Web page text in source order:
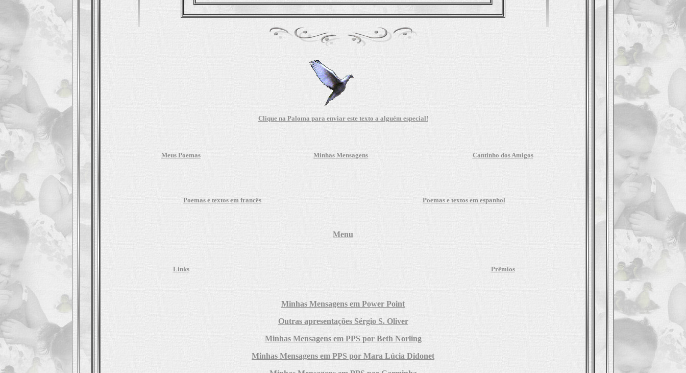
Clique na Paloma para enviar este texto a alguém especial!
Meus Poemas Minhas Mensagens Cantinho dos Amigos
Poemas e textos em francês Poemas e textos em espanhol
Menu
Links Prêmios
Minhas Mensagens em Power Point
Outras apresentações Sérgio S. Oliver
Minhas Mensagens em PPS por Beth Norling
Minhas Mensagens em PPS por Mara Lúcia Didonet